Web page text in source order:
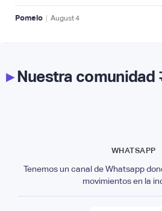
Pomelo | August4
▸Nuestra comunidad
WHATSAPP
Tenemos un canal de Whatsapp
movimientos en la